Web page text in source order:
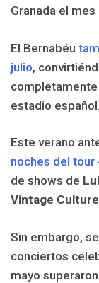
Granada el mes
El Bernabéu
julio,
estadio español.
Este verano
noches del tour
de shows de
Vintage Culture
Sin embargo,
conciertos
mayo